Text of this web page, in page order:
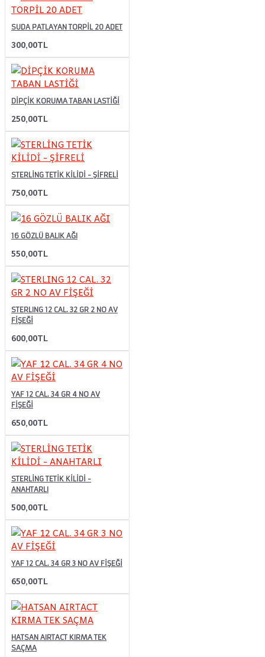
SUDA PATLAYAN TORPİL 20 ADET
300,00TL
DİPÇİK KORUMA TABAN LASTİĞİ
250,00TL
STERLİNG TETİK KİLİDİ - ŞİFRELİ
750,00TL
16 GÖZLÜ BALIK AĞI
550,00TL
STERLING 12 CAL. 32 GR 2 NO AV
FİŞEĞİ
600,00TL
YAF 12 CAL. 34 GR 4 NO AV
FİŞEĞİ
650,00TL
STERLİNG TETİK KİLİDİ -
ANAHTARLI
500,00TL
YAF 12 CAL. 34 GR 3 NO AV FİŞEĞİ
650,00TL
HATSAN AIRTACT KIRMA TEK
SAÇMA